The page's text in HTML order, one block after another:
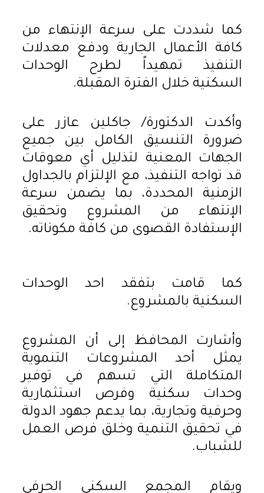
كما شددت على سرعة الإنتهاء من
كافة الأعمال الجارية ودفع معدلات
التنفيذ تمهيداً لطرح الوحدات
السكنية خلال الفترة المقبلة.
وأكدت الدكتورة/ جاكلين عازر على
ضرورة التنسيق الكامل بين جميع
الجهات المعنية لتذليل أي معوقات
قد تواجه التنفيذ، مع الإلتزام بالجداول
الزمنية المحددة، بما يضمن سرعة
الإنتهاء من المشروع وتحقيق
الإستفادة القصوى من كافة مكوناته.
كما قامت بتفقد احد الوحدات
السكنية بالمشروع.
وأشارت المحافظ إلى أن المشروع
يمثل أحد المشروعات التنموية
المتكاملة التي تسهم في توفير
وحدات سكنية وفرص استثمارية
وحرفية وتجارية، بما يدعم جهود الدولة
في تحقيق التنمية وخلق فرص العمل
للشباب.
ويقام المجمع السكني الحرفي